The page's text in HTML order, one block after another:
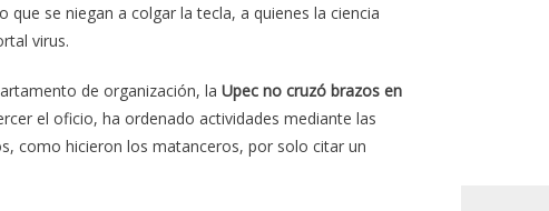
se niegan a colgar la tecla, a quienes la ciencia
virus.
de organización, la Upec no cruzó brazos en
el oficio, ha ordenado actividades mediante las
como hicieron los matanceros, por solo citar un